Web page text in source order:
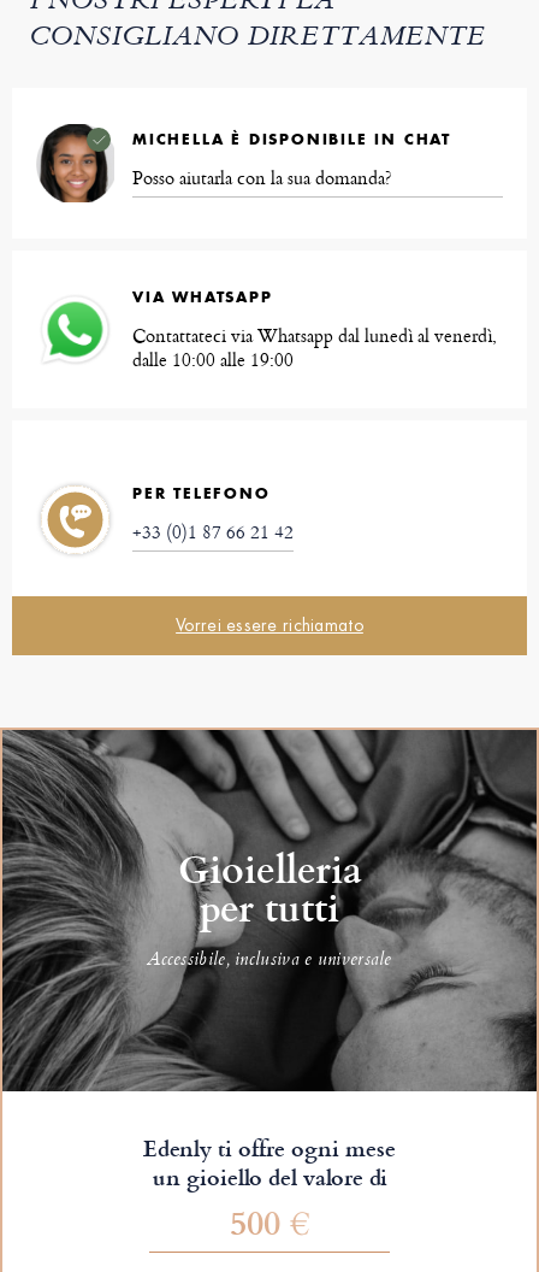
CONSIGLIANO DIRETTAMENTE
MICHELLA È DISPONIBILE IN CHAT
Posso aiutarla con la sua domanda?
VIA WHATSAPP
Contattateci via Whatsapp dal lunedì al venerdì,
dalle 10:00 alle 19:00
PER TELEFONO
+33 (0)1 87 66 21 42
Vorrei essere richiamato
Gioielleria
per tutti
Accessibile, inclusiva e universale
Edenly ti offre ogni mese
un gioiello del valore di
500 €